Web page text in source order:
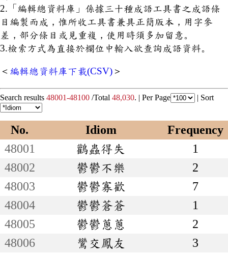
2.「編輯總資料庫」係據三十種成語工具書之成語條
目編製而成，惟所收工具書兼具正簡版本，用字參
差，部分條目或見重複，使用時須多加留意。
3.檢索方式為直接於欄位中輸入欲查詢成語資料。
＜ 編輯總資料庫下載(CSV)＞
Search results 48001-48100 /Total 48,030. | Per Page | Sort
No. Idiom
Frequency
48001
鸛蟲得失
1
48002
鬱鬱不樂
2
48003
鬱鬱寡歡
7
48004
鬱鬱蒼蒼
1
48005
鬱鬱蔥蔥
2
48006
鸞交鳳友
3